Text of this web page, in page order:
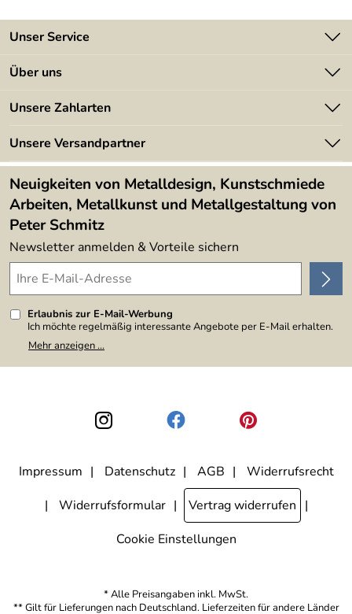
Unser Service
Kontakt
Kundeninformationen
Newsletter
Lieferbedingungen
Über uns
Angebote
Kundenbewertungen (394)
4,9/5
Unsere Zahlarten
Unsere Versandpartner
Neuigkeiten von Metalldesign, Kunstschmiede
Arbeiten, Metallkunst und Metallgestaltung von
Peter Schmitz
Newsletter anmelden & Vorteile sichern
Erlaubnis zur E-Mail-Werbung
Ich möchte regelmäßig interessante Angebote per E-Mail erhalten.
Meine E-Mail-Adresse wird nicht an andere Unternehmen
weitergegeben. Zu statistischen Zwecken wird in anonymer Form
den Link "Abmelden" am Ende des Newsletters anklicke. Die
Datenschutzerklärung
habe ich zur Kenntnis genommen.
Mehr anzeigen ...
Impressum Datenschutz AGB
Widerrufsrecht
Widerrufsformular
Vertrag widerrufen
Cookie Einstellungen
* Alle Preisangaben inkl. MwSt.
** Gilt für Lieferungen nach Deutschland. Lieferzeiten für andere Länder